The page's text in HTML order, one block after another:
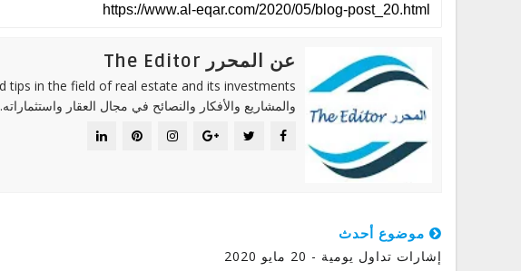
عن المحرر The Editor
والمشاريع والأفكار والنصائح في مجال العقار واستثماراته.
موضوع أحدث
إشارات تداول يومية - 20 مايو 2020